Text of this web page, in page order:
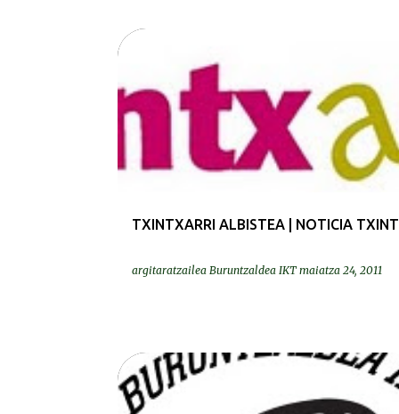
TXINTXARRI ALBISTEA | NOTICIA
argitaratzailea Buruntzaldea IKT maiatza 24, 2011
PRENTSA | PRENSA
ERREKORRAK | RECORDS